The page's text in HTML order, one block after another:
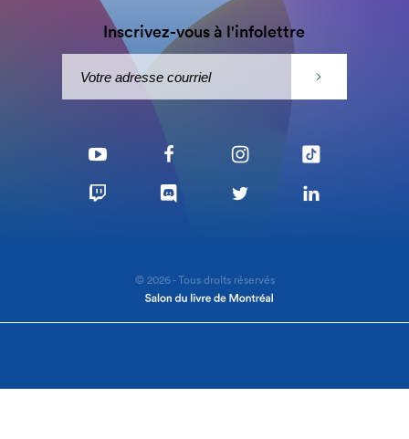
Inscrivez-vous à l'infolettre
© 2026 - Tous droits réservés